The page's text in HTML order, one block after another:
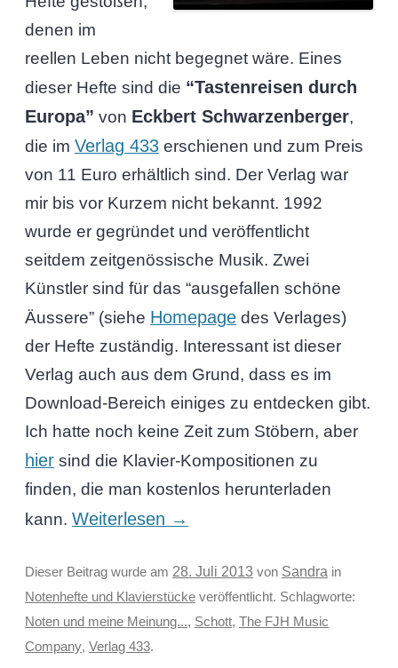
denen im
reellen Leben nicht begegnet wäre. Eines
dieser Hefte sind die “Tastenreisen durch
Europa” von Eckbert Schwarzenberger,
die im Verlag 433erschienen und zum Preis
von 11 Euro erhältlich sind. Der Verlag war
mir bis vor Kurzem nicht bekannt. 1992
wurde er gegründet und veröffentlicht
seitdem zeitgenössische Musik. Zwei
Künstler sind für das “ausgefallen schöne
Äussere” (siehe Homepagedes Verlages)
der Hefte zuständig. Interessant ist dieser
Verlag auch aus dem Grund, dass es im
Download-Bereich einiges zu entdecken gibt.
Ich hatte noch keine Zeit zum Stöbern, aber
hiersind die Klavier-Kompositionen zu
finden, die man kostenlos herunterladen
kann. Weiterlesen →
Dieser Beitrag wurde am 28. Juli 2013 von Sandra in
Notenhefte und Klavierstückeveröffentlicht. Schlagworte:
Noten und meine Meinung..., Schott, The FJH Music
Company, Verlag 433.